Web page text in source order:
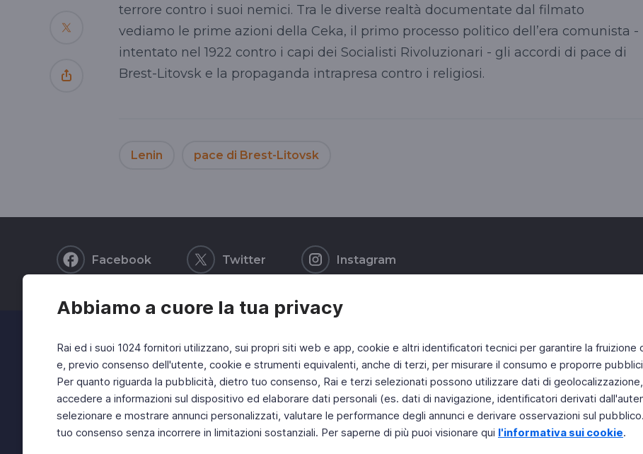
Abbiamo a cuore la tua privacy
Rai ed i suoi 1024 fornitori utilizzano, sui propri siti web e app, cookie e altri identificatori tecnici per garantire la fruizione
e, previo consenso dell'utente, cookie e strumenti equivalenti, anche di terzi, per misurare il consumo e proporre
Per quanto riguarda la pubblicità, dietro tuo consenso, Rai e terzi selezionati possono utilizzare dati di
accedere a informazioni sul dispositivo ed elaborare dati personali (es. dati di navigazione, identificatori derivati
selezionare e mostrare annunci personalizzati, valutare le performance degli annunci e derivare osservazioni sul
tuo consenso senza incorrere in limitazioni sostanziali. Per saperne di più puoi visionare qui l'informativa sui cookie.
terrore contro i suoi nemici. Tra le diverse realtà documentate dal filmato
vediamo le prime azioni della Ceka, il primo processo politico dell’era comunista -
intentato nel 1922 contro i capi dei Socialisti Rivoluzionari - gli accordi di pace di
Brest-Litovsk e la propaganda intrapresa contro i religiosi.
Lenin pace di Brest-Litovsk
Facebook Twitter Instagram